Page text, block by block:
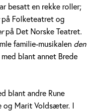
besatt en rekke roller;
på Folketeatret og
på Det Norske Teatret.
familie-musikalen den
blant annet Brede
blant andre Rune
og Marit Voldsæter. I